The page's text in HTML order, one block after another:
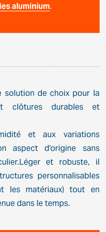
aluminium.
solution de choix pour la
clôtures durables et
et aux variations
aspect d’origine sans
et robuste, il
personnalisables
les matériaux) tout en
dans le temps.